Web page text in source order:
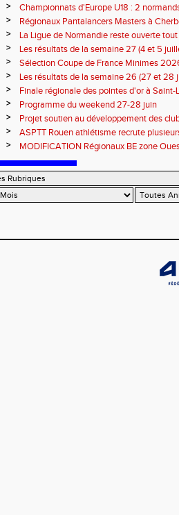
>
Championnats d'Europe U18 : 2
>
Régionaux Pantalancers Masters à
>
La Ligue de Normandie reste ouverte tout
>
Les résultats de la semaine 27 (4 et 5
>
Sélection Coupe de France Minimes
>
Les résultats de la semaine 26 (27 et 28
>
Finale régionale des pointes d'or à
informations
>
Programme du weekend 27-28 juin
>
Projet soutien au développement des
>
ASPTT Rouen athlétisme recrute
>
MODIFICATION Régionaux BE zone